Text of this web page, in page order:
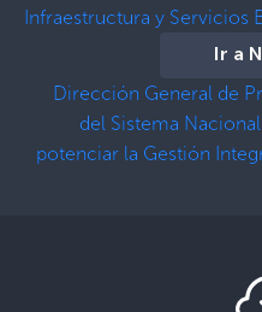
Infraestructura y Servicios
Ir a
Dirección General de
del Sistema
potenciar la Gestión